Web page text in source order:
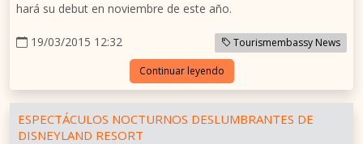
hará su debut en noviembre de este año.
19/03/2015 12:32 Tourismembassy News
Continuar leyendo
ESPECTÁCULOS NOCTURNOS DESLUMBRANTES DE
DISNEYLAND RESORT